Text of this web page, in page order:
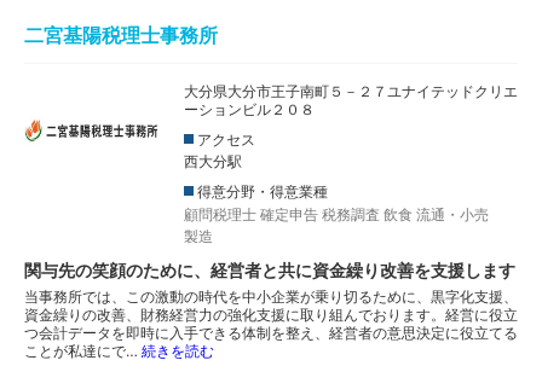
二宮基陽税理士事務所
大分県大分市王子南町５－２７ユナイテッドクリエ
ーションビル２０８
アクセス
西大分駅
得意分野・得意業種
顧問税理士 確定申告 税務調査 飲食 流通・小売
製造
関与先の笑顔のために、経営者と共に資金繰り改善を支援します
当事務所では、この激動の時代を中小企業が乗り切るために、黒字化支援、
資金繰りの改善、財務経営力の強化支援に取り組んでおります。経営に役立
つ会計データを即時に入手できる体制を整え、経営者の意思決定に役立てる
ことが私達にで… 続きを読む